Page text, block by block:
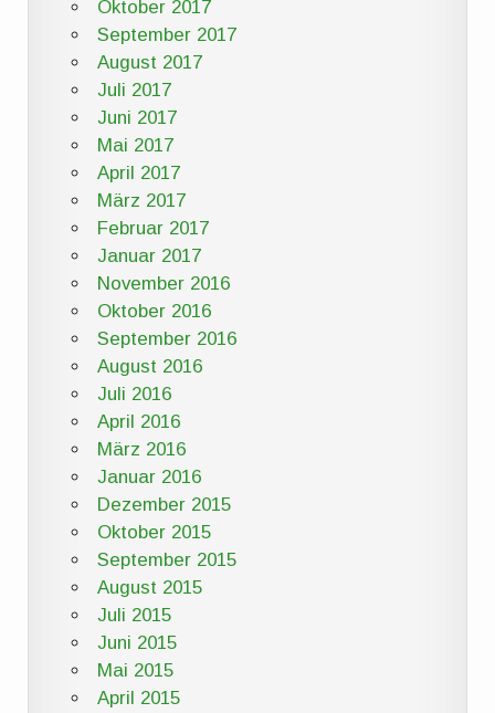
Oktober 2017
September 2017
August 2017
Juli 2017
Juni 2017
Mai 2017
April 2017
März 2017
Februar 2017
Januar 2017
November 2016
Oktober 2016
September 2016
August 2016
Juli 2016
April 2016
März 2016
Januar 2016
Dezember 2015
Oktober 2015
September 2015
August 2015
Juli 2015
Juni 2015
Mai 2015
April 2015